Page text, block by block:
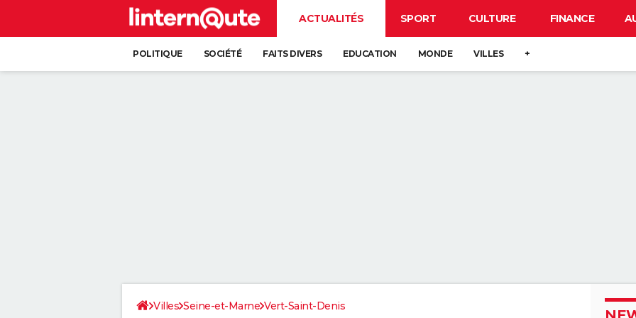
ACTUALITÉS SPORT CULTURE FINANCE
POLITIQUE SOCIÉTÉ FAITS DIVERS EDUCATION MONDE VILLES +
Villes Seine-et-Marne Vert-Saint-Denis